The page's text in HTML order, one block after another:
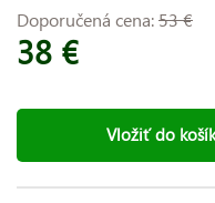
Doporučená cena:53 €
38 €
Vložiť do